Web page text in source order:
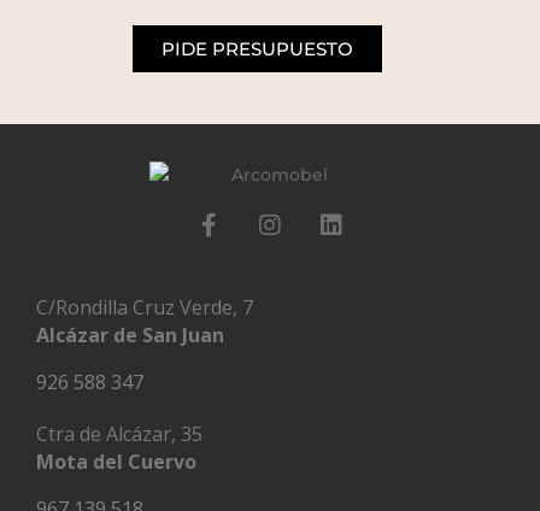
PIDE PRESUPUESTO
C/Rondilla Cruz Verde, 7
Alcázar de San Juan
926 588 347
Ctra de Alcázar, 35
Mota del Cuervo